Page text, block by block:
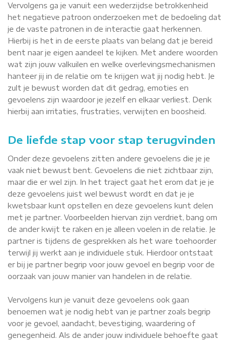
Vervolgens ga je vanuit een wederzijdse betrokkenheid
het negatieve patroon onderzoeken met de bedoeling dat
je de vaste patronen in de interactie gaat herkennen.
Hierbij is het in de eerste plaats van belang dat je bereid
bent naar je eigen aandeel te kijken. Met andere woorden
wat zijn jouw valkuilen en welke overlevingsmechanismen
hanteer jij in de relatie om te krijgen wat jij nodig hebt. Je
zult je bewust worden dat dit gedrag, emoties en
gevoelens zijn waardoor je jezelf en elkaar verliest. Denk
hierbij aan irritaties, frustraties, verwijten en boosheid.
De liefde stap voor stap terugvinden
Onder deze gevoelens zitten andere gevoelens die je je
vaak niet bewust bent. Gevoelens die niet zichtbaar zijn,
maar die er wel zijn. In het traject gaat het erom dat je je
deze gevoelens juist wel bewust wordt en dat je je
kwetsbaar kunt opstellen en deze gevoelens kunt delen
met je partner. Voorbeelden hiervan zijn verdriet, bang om
de ander kwijt te raken en je alleen voelen in de relatie. Je
partner is tijdens de gesprekken als het ware toehoorder
terwijl jij werkt aan je individuele stuk. Hierdoor ontstaat
er bij je partner begrip voor jouw gevoel en begrip voor de
oorzaak van jouw manier van handelen in de relatie.
Vervolgens kun je vanuit deze gevoelens ook gaan
benoemen wat je nodig hebt van je partner zoals begrip
voor je gevoel, aandacht, bevestiging, waardering of
genegenheid. Als de ander jouw individuele behoefte gaat